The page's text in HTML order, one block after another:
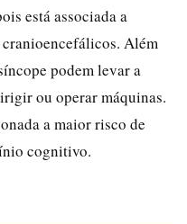
está associada a
Além
podem levar a
ou operar máquinas.
a maior risco de
cognitivo.